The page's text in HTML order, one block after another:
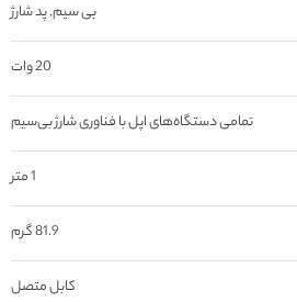
بی سیم, پد شارژ
20 وات
تمامی دستگاه‌های اپل با فناوری شارژ بی‌سیم
1 متر
81.9 گرم
کابل متصل